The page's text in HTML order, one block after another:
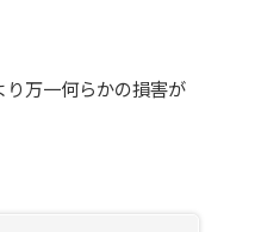
万一何らかの損害が